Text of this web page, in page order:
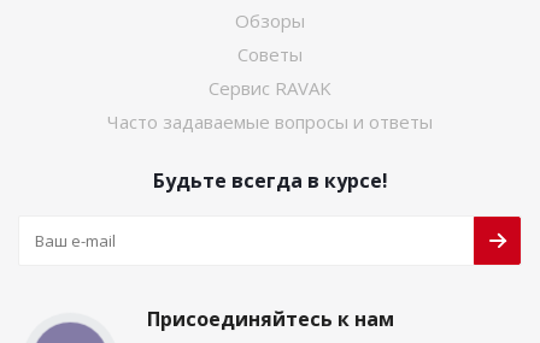
Обзоры
Советы
Сервис RAVAK
Часто задаваемые вопросы и ответы
Будьте всегда в курсе!
Присоединяйтесь к нам